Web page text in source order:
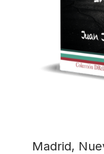
Madrid,